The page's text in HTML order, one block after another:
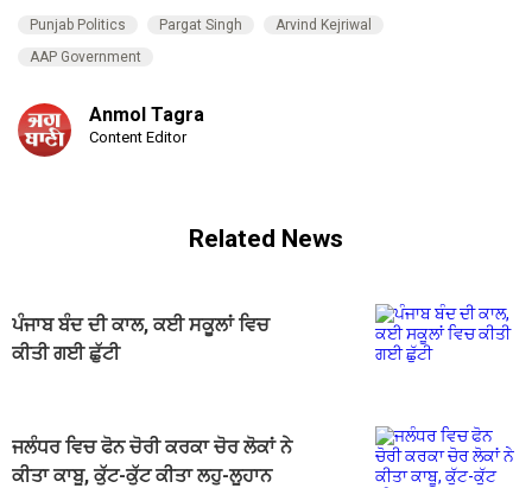
Punjab Politics Pargat Singh
Arvind Kejriwal
AAP Government
Anmol Tagra
Content Editor
Related News
ਪੰਜਾਬ ਬੰਦ ਦੀ ਕਾਲ, ਕਈ ਸਕੂਲਾਂ ਵਿਚ
ਕੀਤੀ ਗਈ ਛੁੱਟੀ
ਜਲੰਧਰ ਵਿਚ ਫੋਨ ਚੋਰੀ ਕਰਕਾ ਚੋਰ ਲੋਕਾਂ ਨੇ
ਕੀਤਾ ਕਾਬੂ, ਕੁੱਟ-ਕੁੱਟ ਕੀਤਾ ਲਹੁ-ਲੂਹਾਨ